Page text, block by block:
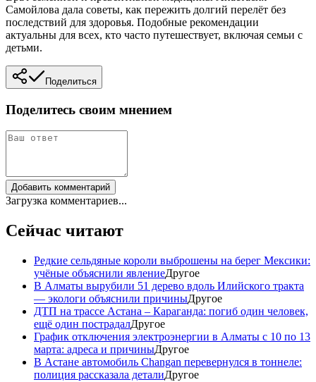
Самойлова дала советы, как пережить долгий перелёт без
последствий для здоровья. Подобные рекомендации
актуальны для всех, кто часто путешествует, включая семьи с
детьми.
Поделиться
Поделитесь своим мнением
Добавить комментарий
Загрузка комментариев...
Сейчас читают
Редкие сельдяные короли выброшены на берег Мексики:
учёные объяснили явлениеДругое
В Алматы вырубили 51 дерево вдоль Илийского тракта
— экологи объяснили причиныДругое
ДТП на трассе Астана – Караганда: погиб один человек,
ещё один пострадалДругое
График отключения электроэнергии в Алматы с 10 по 13
марта: адреса и причиныДругое
В Астане автомобиль Changan перевернулся в тоннеле:
полиция рассказала деталиДругое